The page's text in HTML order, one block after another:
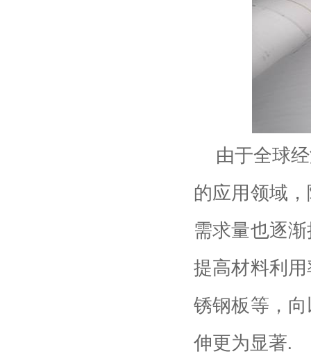
由于全球
的应用领域
需求量也逐
提高材料利
锈钢板等，
伸更为显著.